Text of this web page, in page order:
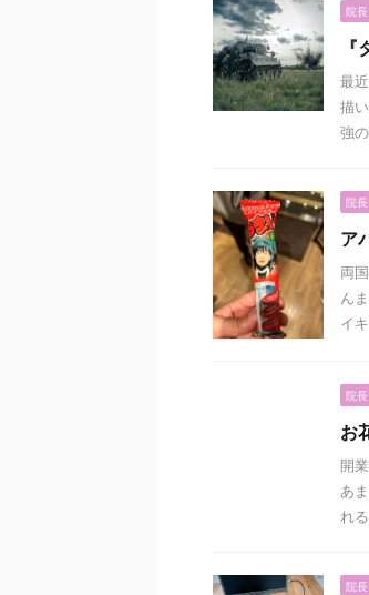
院
最
描
強
院
ア
両
ん
イ
院
お
開
あ
れ
院